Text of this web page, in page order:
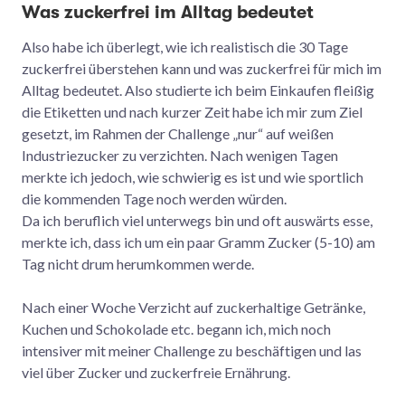
Was zuckerfrei im Alltag bedeutet
Also habe ich überlegt, wie ich realistisch die 30 Tage
zuckerfrei überstehen kann und was zuckerfrei für mich im
Alltag bedeutet. Also studierte ich beim Einkaufen fleißig
die Etiketten und nach kurzer Zeit habe ich mir zum Ziel
gesetzt, im Rahmen der Challenge „nur“ auf weißen
Industriezucker zu verzichten. Nach wenigen Tagen
merkte ich jedoch, wie schwierig es ist und wie sportlich
die kommenden Tage noch werden würden.
Da ich beruflich viel unterwegs bin und oft auswärts esse,
merkte ich, dass ich um ein paar Gramm Zucker (5-10) am
Tag nicht drum herumkommen werde.
Nach einer Woche Verzicht auf zuckerhaltige Getränke,
Kuchen und Schokolade etc. begann ich, mich noch
intensiver mit meiner Challenge zu beschäftigen und las
viel über Zucker und zuckerfreie Ernährung.